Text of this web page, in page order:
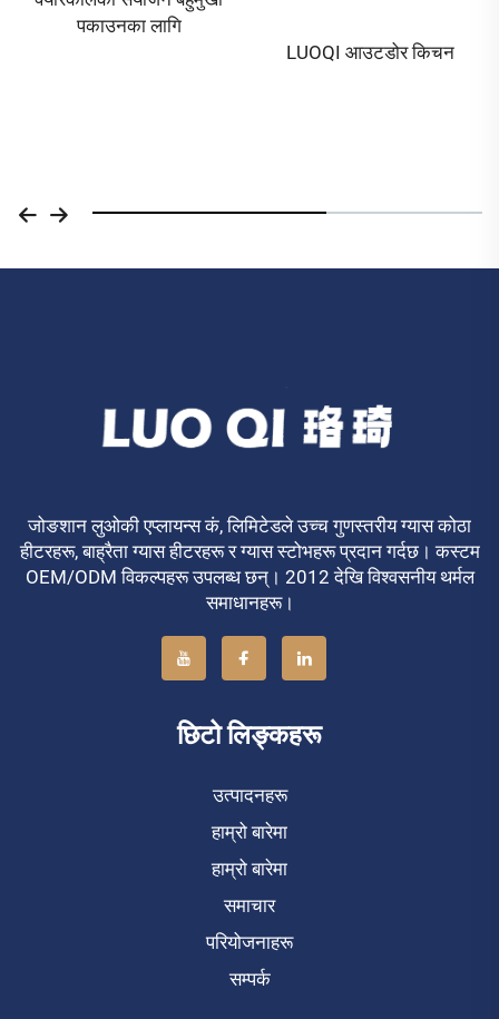
एकै ठाउँमा सेवा उपलब्ध गराउने
जोङशान लुओकी एप्लायन्स कं, लिमिटेडले उच्च गुणस्तरीय ग्यास कोठा
हीटरहरू, बाह्रैता ग्यास हीटरहरू र ग्यास स्टोभहरू प्रदान गर्दछ। कस्टम
OEM/ODM विकल्पहरू उपलब्ध छन्। 2012 देखि विश्वसनीय थर्मल
समाधानहरू।
छिटो लिङ्कहरू
उत्पादनहरू
हाम्रो बारेमा
हाम्रो बारेमा
समाचार
परियोजनाहरू
सम्पर्क